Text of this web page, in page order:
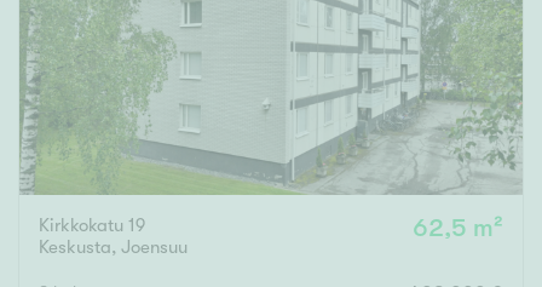
Kirkkokatu 19
Keskusta, Joensuu
62,5 m²